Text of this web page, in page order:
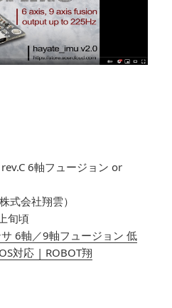
6軸フュージョン or
式会社翔雲）
旬頃
6軸／9軸フュージョン 低
対応 | ROBOT翔